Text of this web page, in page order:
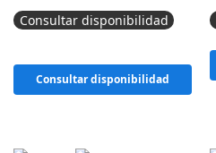
Consultar disponibilidad
Consultar disponibilidad